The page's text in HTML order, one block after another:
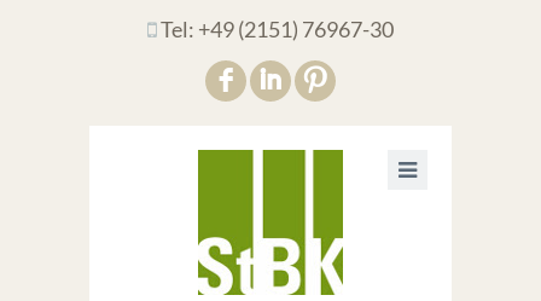
F I :
Tel: +49 (2151) 76967-30